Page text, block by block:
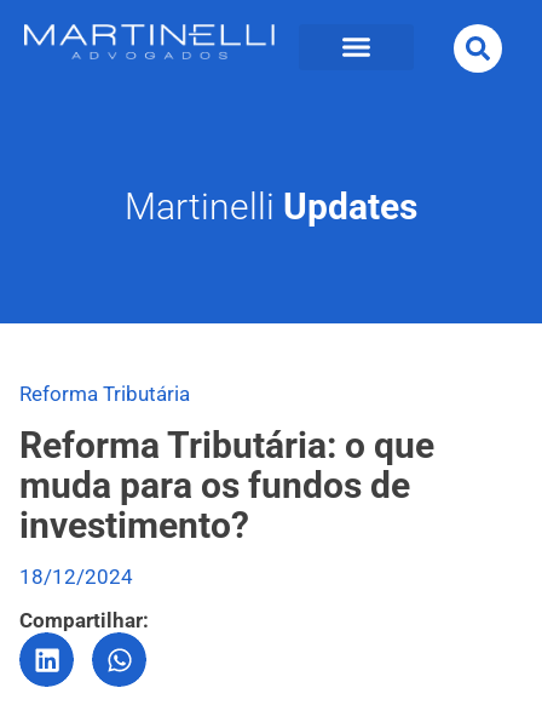
Martinelli Updates
Reforma Tributária
Reforma Tributária: o que
muda para os fundos de
investimento?
18/12/2024
Compartilhar: